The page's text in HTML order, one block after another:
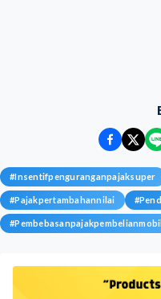
#Insentifpenguranganpajaksuper
#Pajakpertambahannilai #
#Pembebasanpajakpembelianmobil